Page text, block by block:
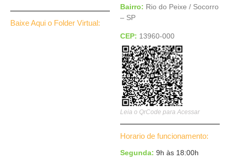
Baixe Aqui o Folder Virtual:
Bairro: Rio do Peixe / Socorro
– SP
CEP: 13960-000
Leia o QrCode para Acessar
Horario de funcionamento:
Segunda: 9h às 18:00h